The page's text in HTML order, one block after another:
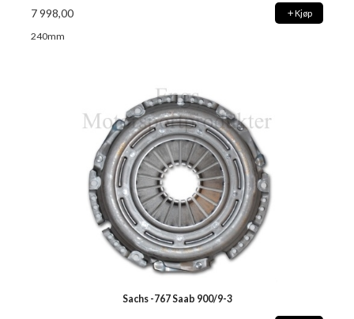
7 998,00 Kjøp
240mm
Sachs -767 Saab 900/9-3